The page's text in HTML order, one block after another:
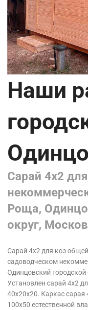
Наши
Сарай 4х2
Роща,
округ,
Сарай 4х2 для коз
садоводческом
Одинцовский
Установлен сарай 4х2
40х20х20. Каркас сарая
100х50 естественной